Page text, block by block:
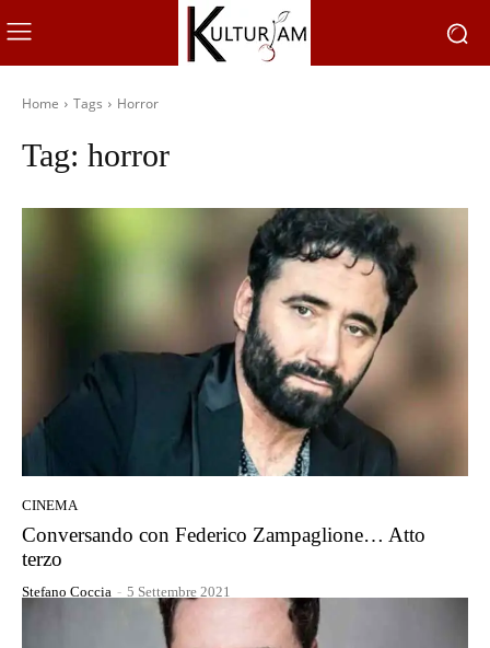
Home Tags Horror
Tag: horror
CINEMA
Conversando con Federico Zampaglione… Atto
terzo
Stefano Coccia - 5 Settembre 2021